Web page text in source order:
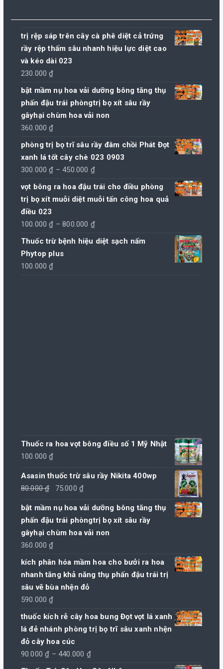
trị rệp sáp trên cây cà phê diệt cả trứng
rầy rệp thấm sâu nhanh hiệu lực diệt cao
và kéo dài 023
230.000₫
bật mầm nụ hoa vải dưỡng bông tăng thụ
phấn đậu trái phòngtrị bọ xít sâu rầy
gâyhại chùm hoa vải non
360.000₫
phòng trị bọ trĩ sâu rầy đâm chồi Phát Đọt
xanh lá tốt cây chè 023 0903
300.000₫ – 450.000 ₫Khoảng
giá:
từ
đến
vọt bông ra hoa đậu trái cho điều phòng
trị bọ xít muỗi diệt muỗi tấn công hoa quả
điều 023
100.000₫ – 800.000 ₫Khoảng
giá:
Thuốc trừ bệnh hiệu diệt sạch nấm
Phytop plus
100.000₫
Thuốc ra hoa vọt bông điều số 1 Mỹ Nhật
100.000₫
Asasin thuốc trừ sâu rầy Nikita 400wp
80.000₫
Giá
là:
80.000 ₫.
75.000 ₫
tại
là:
75.000 ₫.
bật mầm nụ hoa vải dưỡng bông tăng thụ
phấn đậu trái phòngtrị bọ xít sâu rầy
gâyhại chùm hoa vải non
360.000₫
kích phân hóa mầm hoa cho bưởi ra hoa
nhanh tăng khả năng thụ phấn đậu trái trị
sâu vẽ bùa nhện đỏ
590.000₫
thuốc kích rễ cây hoa bung Đọt vọt lá xanh
lá đẻ nhánh phòng trị bọ trĩ sâu xanh nhện
đỏ cây hoa cúc
90.000₫ – 440.000 ₫Khoảng
giá: